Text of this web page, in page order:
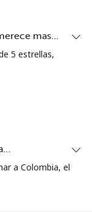
mas…
5 estrellas,
a Colombia, el